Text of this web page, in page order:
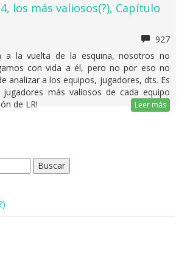
los más valiosos(?), Capítulo
927
a la vuelta de la esquina, nosotros no
con vida a él, pero no por eso no
analizar a los equipos, jugadores, dts. Es
más valiosos de cada equipo
de LR!
Leer más